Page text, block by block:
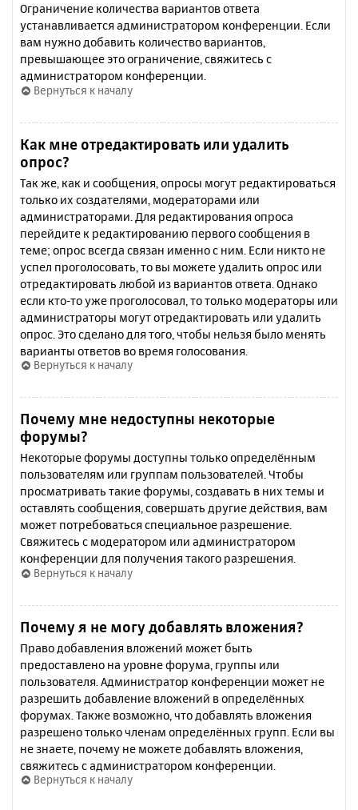
Ограничение количества вариантов ответа
устанавливается администратором конференции. Если
вам нужно добавить количество вариантов,
превышающее это ограничение, свяжитесь с
администратором конференции.
Вернуться к началу
Как мне отредактировать или удалить
опрос?
Так же, как и сообщения, опросы могут редактироваться
только их создателями, модераторами или
администраторами. Для редактирования опроса
перейдите к редактированию первого сообщения в
теме; опрос всегда связан именно с ним. Если никто не
успел проголосовать, то вы можете удалить опрос или
отредактировать любой из вариантов ответа. Однако
если кто-то уже проголосовал, то только модераторы или
администраторы могут отредактировать или удалить
опрос. Это сделано для того, чтобы нельзя было менять
варианты ответов во время голосования.
Вернуться к началу
Почему мне недоступны некоторые
форумы?
Некоторые форумы доступны только определённым
пользователям или группам пользователей. Чтобы
просматривать такие форумы, создавать в них темы и
оставлять сообщения, совершать другие действия, вам
может потребоваться специальное разрешение.
Свяжитесь с модератором или администратором
конференции для получения такого разрешения.
Вернуться к началу
Почему я не могу добавлять вложения?
Право добавления вложений может быть
предоставлено на уровне форума, группы или
пользователя. Администратор конференции может не
разрешить добавление вложений в определённых
форумах. Также возможно, что добавлять вложения
разрешено только членам определённых групп. Если вы
не знаете, почему не можете добавлять вложения,
свяжитесь с администратором конференции.
Вернуться к началу